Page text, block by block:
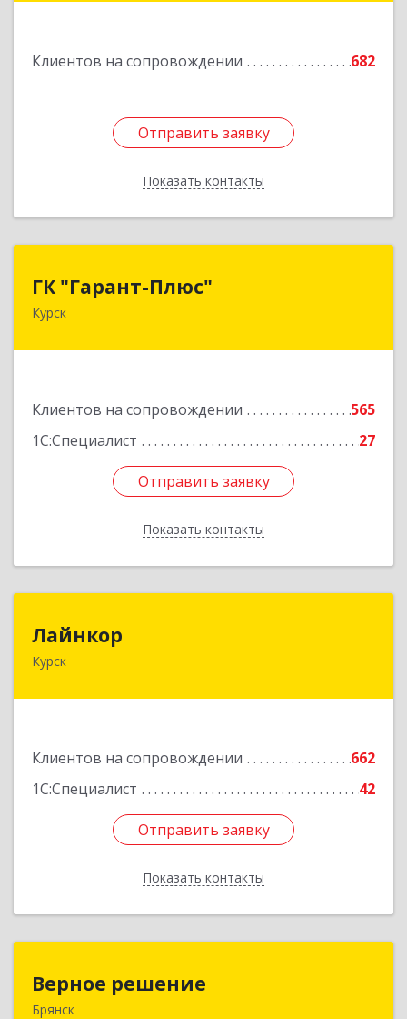
Клиентов на сопровождении 682
Отправить заявку
Показать контакты
Отправить заявку
Назад
ГК "Гарант-Плюс"
Курск
Клиентов на сопровождении
565
1С:Специалист
27
Отправить заявку
Показать контакты
305035, Курская обл, Курск г, Овечкина ул, дом
Отправить заявку
Назад
Лайнкор
Курск
Клиентов на сопровождении
662
1С:Специалист
42
Отправить заявку
Показать контакты
305021, Курская обл, Курск г, Победы пр-кт, дом
Отправить заявку
Назад
Верное решение
Брянск241035, Брянская обл, Брянск г, Ульянова ул,